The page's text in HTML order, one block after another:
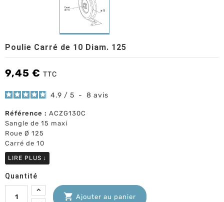
Poulie Carré de 10 Diam. 125
9,45 € TTC
4.9 / 5 - 8 avis
Référence : ACZG130C
Sangle de 15 maxi
Roue Ø 125
Carré de 10
LIRE PLUS ↓
Quantité
 Ajouter au panier